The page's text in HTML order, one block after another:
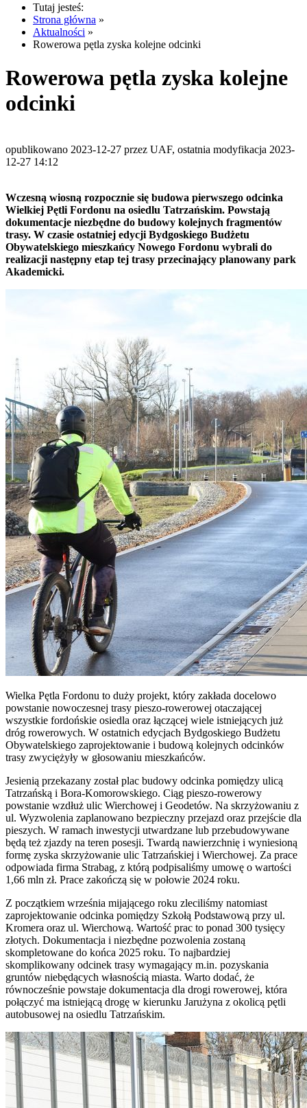
Tutaj jesteś:
Strona główna »
Aktualności »
Rowerowa pętla zyska kolejne odcinki
Rowerowa pętla zyska kolejne
odcinki
opublikowano 2023-12-27 przez UAF, ostatnia modyfikacja 2023-
12-27 14:12
Wczesną wiosną rozpocznie się budowa pierwszego odcinka
Wielkiej Pętli Fordonu na osiedlu Tatrzańskim. Powstają
dokumentacje niezbędne do budowy kolejnych fragmentów
trasy. W czasie ostatniej edycji Bydgoskiego Budżetu
Obywatelskiego mieszkańcy Nowego Fordonu wybrali do
realizacji następny etap tej trasy przecinający planowany park
Akademicki.
Wielka Pętla Fordonu to duży projekt, który zakłada docelowo
powstanie nowoczesnej trasy pieszo-rowerowej otaczającej
wszystkie fordońskie osiedla oraz łączącej wiele istniejących już
dróg rowerowych. W ostatnich edycjach Bydgoskiego Budżetu
Obywatelskiego zaprojektowanie i budową kolejnych odcinków
trasy zwyciężyły w głosowaniu mieszkańców.
Jesienią przekazany został plac budowy odcinka pomiędzy ulicą
Tatrzańską i Bora-Komorowskiego. Ciąg pieszo-rowerowy
powstanie wzdłuż ulic Wierchowej i Geodetów. Na skrzyżowaniu z
ul. Wyzwolenia zaplanowano bezpieczny przejazd oraz przejście dla
pieszych. W ramach inwestycji utwardzane lub przebudowywane
będą też zjazdy na teren posesji. Twardą nawierzchnię i wyniesioną
formę zyska skrzyżowanie ulic Tatrzańskiej i Wierchowej. Za prace
odpowiada firma Strabag, z którą podpisaliśmy umowę o wartości
1,66 mln zł. Prace zakończą się w połowie 2024 roku.
Z początkiem września mijającego roku zleciliśmy natomiast
zaprojektowanie odcinka pomiędzy Szkołą Podstawową przy ul.
Kromera oraz ul. Wierchową. Wartość prac to ponad 300 tysięcy
złotych. Dokumentacja i niezbędne pozwolenia zostaną
skompletowane do końca 2025 roku. To najbardziej
skomplikowany odcinek trasy wymagający m.in. pozyskania
gruntów niebędących własnością miasta. Warto dodać, że
równocześnie powstaje dokumentacja dla drogi rowerowej, która
połączyć ma istniejącą drogę w kierunku Jarużyna z okolicą pętli
autobusowej na osiedlu Tatrzańskim.